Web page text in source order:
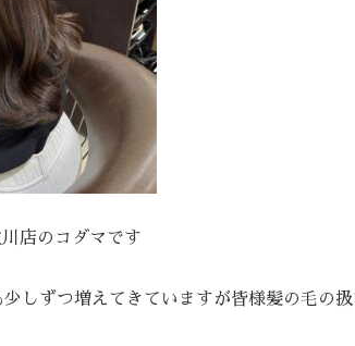
店のコダマです
しずつ増えてきていますが皆様髪の毛の